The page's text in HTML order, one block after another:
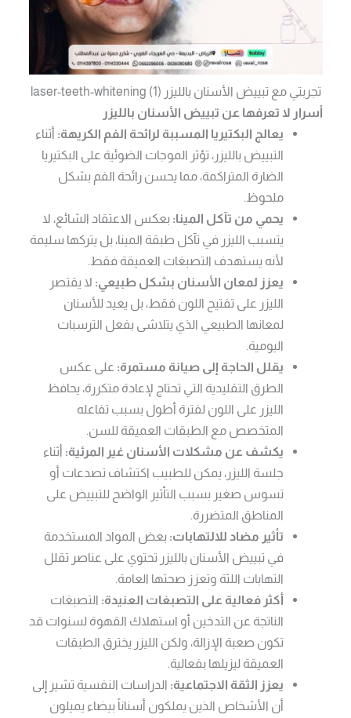
تجربتي مع تبييض الأسنان بالليزر laser-teeth-whitening (1)
أسرار لا تعرفها عن تبييض الأسنان بالليزر
يعالج البكتيريا المسببة لرائحة الفم الكريهة: أثناء
التبييض بالليزر، تؤثر الموجات الضوئية على البكتيريا
الضارة المتراكمة، مما يحسن رائحة الفم بشكل
ملحوظ.
يحمي من تآكل المينا: بعكس الاعتقاد الشائع، لا
يتسبب الليزر في تآكل طبقة المينا، بل يتركها سليمة
لأنه يستهدف التصبغات العميقة فقط.
يعزز لمعان الأسنان بشكل طبيعي: لا يقتصر
الليزر على تفتيح اللون فقط، بل يعيد للأسنان
لمعانها الطبيعي الذي يتلاشى بفعل الترسبات
اليومية.
يقلل الحاجة إلى صيانة مستمرة: على عكس
الطرق التقليدية التي تحتاج لإعادة متكررة، يحافظ
الليزر على اللون لفترة أطول بسبب تفاعله
المتخصص مع الطبقات العميقة للسن.
يكشف عن مشكلات الأسنان غير المرئية: أثناء
جلسة الليزر، يمكن للطبيب اكتشاف تصدعات أو
تسوس صغير بسبب التأثير الواضح للتبييض على
المناطق المتضررة.
تأثير مضاد للالتهابات: بعض المواد المستخدمة
في تبييض الأسنان بالليزر تحتوي على عناصر تقلل
التهابات اللثة وتعزز صحتها العامة.
أكثر فعالية على التصبغات العنيدة: التصبغات
الناتجة عن التدخين أو استهلاك القهوة لسنوات قد
تكون صعبة الإزالة، ولكن الليزر يخترق الطبقات
العميقة ليزيلها بفعالية.
يعزز الثقة الاجتماعية: الدراسات النفسية تشير إلى
أن الأشخاص الذين يملكون أسناناً بيضاء يميلون